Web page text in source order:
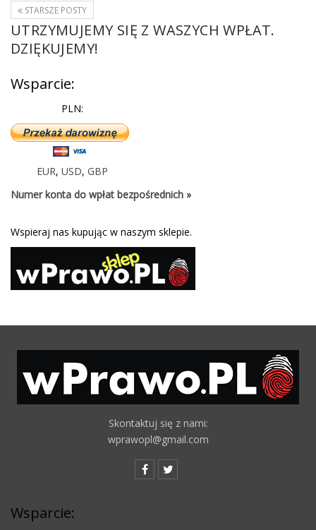
STARSZE POSTY
UTRZYMUJEMY SIĘ Z WASZYCH WPŁAT.
DZIĘKUJEMY!
Wsparcie:
PLN:
EUR, USD, GBP
Numer konta do wpłat bezpośrednich »
Wspieraj nas kupując w naszym sklepie.
Skontaktuj się z nami:
wprawopl@gmail.com
Wsparcie: